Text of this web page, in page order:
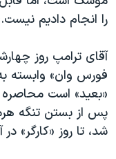
را انجام دادیم
آقای ترامپ روز
فورس وان» وابسته
«بعید» است
پس از بستن تنگه
شد، تا روز «کارگر»